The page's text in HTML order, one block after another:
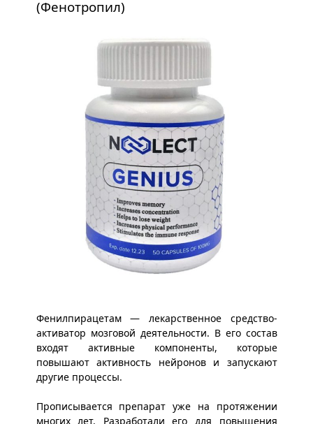
(Фенотропил)
Фенилпирацетам — лекарственное средство-
активатор мозговой деятельности. В его состав
входят активные компоненты, которые
повышают активность нейронов и запускают
другие процессы.
Прописывается препарат уже на протяжении
многих лет. Разработали его для повышения